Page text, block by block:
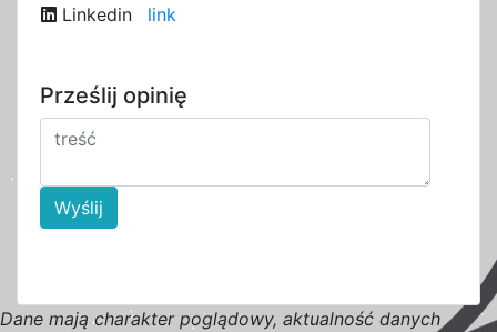
Linkedin
link
Prześlij opinię
Wyślij
Dane mają charakter poglądowy, aktualność danych